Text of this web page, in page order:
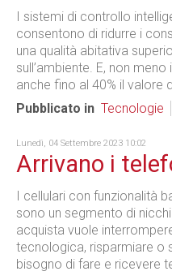
I sistemi di controllo
consentono di ridurre i
una qualità abitativa
sull’ambiente. E, non
anche fino al 40% il valore
Pubblicato in Tecnologie
Lunedì, 04 Settembre 2023 10:02
Arrivano i
I cellulari con funzionalità
sono un segmento di
acquista vuole
tecnologica, risparmiare o
bisogno di fare e ricevere